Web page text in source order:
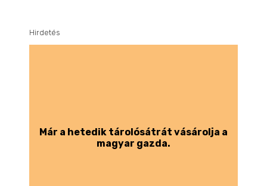
Hirdetés
Már a hetedik tárolósátrát vásárolja a
magyar gazda.